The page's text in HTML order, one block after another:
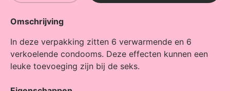
Omschrijving
In deze verpakking zitten 6 verwarmende en 6
verkoelende condooms. Deze effecten kunnen een
leuke toevoeging zijn bij de seks.